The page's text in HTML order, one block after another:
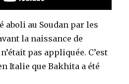
aboli au Soudan par les
la naissance de
pas appliquée. C’est
Italie que Bakhita a été